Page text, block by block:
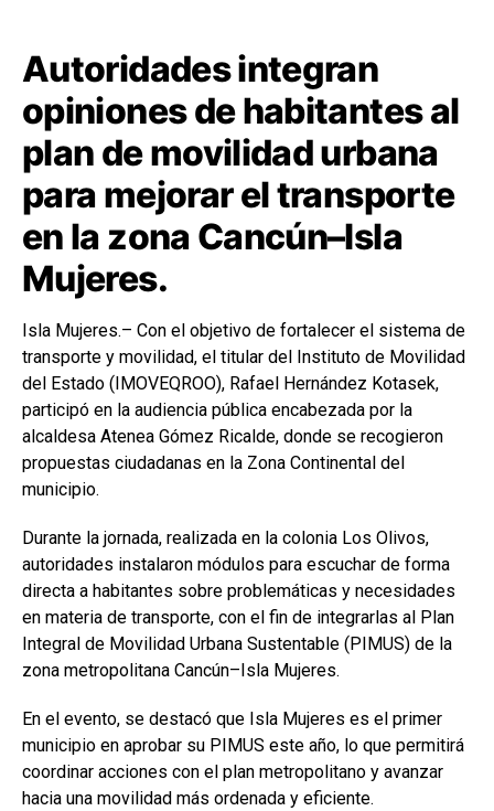
Autoridades integran
opiniones de habitantes al
plan de movilidad urbana
para mejorar el transporte
en la zona Cancún–Isla
Mujeres.
Isla Mujeres.– Con el objetivo de fortalecer el sistema de
transporte y movilidad, el titular del Instituto de Movilidad
del Estado (IMOVEQROO), Rafael Hernández Kotasek,
participó en la audiencia pública encabezada por la
alcaldesa Atenea Gómez Ricalde, donde se recogieron
propuestas ciudadanas en la Zona Continental del
municipio.
Durante la jornada, realizada en la colonia Los Olivos,
autoridades instalaron módulos para escuchar de forma
directa a habitantes sobre problemáticas y necesidades
en materia de transporte, con el fin de integrarlas al Plan
Integral de Movilidad Urbana Sustentable (PIMUS) de la
zona metropolitana Cancún–Isla Mujeres.
En el evento, se destacó que Isla Mujeres es el primer
municipio en aprobar su PIMUS este año, lo que permitirá
coordinar acciones con el plan metropolitano y avanzar
hacia una movilidad más ordenada y eficiente.